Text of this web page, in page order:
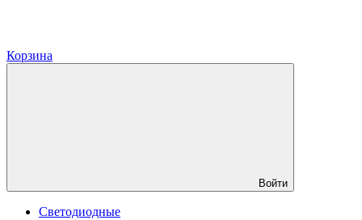
Корзина
Войти
Светодиодные